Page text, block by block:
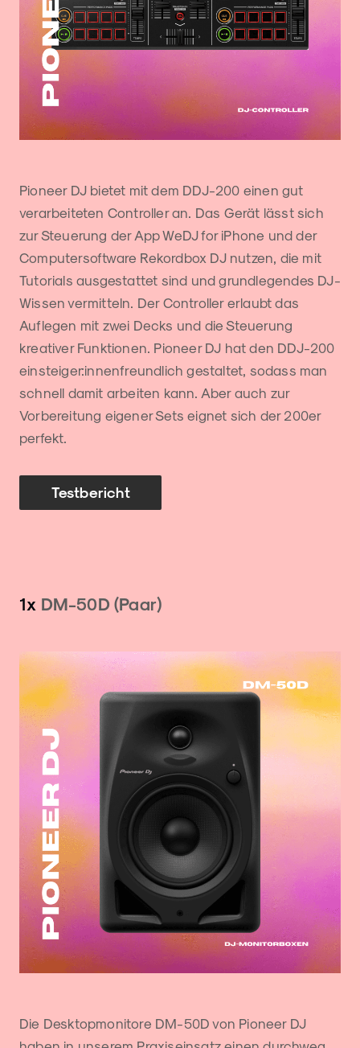
Pioneer DJ bietet mit dem DDJ-200 einen gut
verarbeiteten Controller an. Das Gerät lässt sich
zur Steuerung der App WeDJ for iPhone und der
Computersoftware Rekordbox DJ nutzen, die mit
Tutorials ausgestattet sind und grundlegendes DJ-
Wissen vermitteln. Der Controller erlaubt das
Auflegen mit zwei Decks und die Steuerung
kreativer Funktionen. Pioneer DJ hat den DDJ-200
einsteiger:innenfreundlich gestaltet, sodass man
schnell damit arbeiten kann. Aber auch zur
Vorbereitung eigener Sets eignet sich der 200er
perfekt.
Testbericht
1x DM-50D (Paar)
Die Desktopmonitore DM-50D von Pioneer DJ